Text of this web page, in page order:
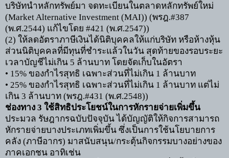
บริษัทนำหลักทรัพย์มา จดทะเบียนในตลาดหลักทรัพย์ใหม่
(Market Alternative Investment (MAI)) (พรฎ.#387
(พ.ศ.2544) แก้ไขโดย #421 (พ.ศ.2547))
(2) ให้ลดอัตราภาษีเงินได้นิติบุคคลให้แก่บริษัท หรือห้างหุ้น
ส่วนนิติบุคคลที่มีทุนที่ชำระแล้วในวัน สุดท้ายของรอบระยะ
เวลาบัญชีไม่เกิน 5 ล้านบาท โดยจัดเก็บในอัตรา
• 15% ของกำไรสุทธิ เฉพาะส่วนที่ไม่เกิน 1 ล้านบาท
• 25% ของกำไรสุทธิ เฉพาะส่วนที่ไม่เกิน 1 ล้านบาท แต่ไม่
เกิน 3 ล้านบาท (พรฎ.#431 (พ.ศ.2548))
ช่องทาง 3 ใช้สิทธิประโยชน์ในการหักรายจ่ายเพิ่มขึ้น
ประมวล รัษฎากรฉบับปัจจุบัน ได้บัญญัติให้กิจการสามารถ
หักรายจ่ายบางประเภทเพิ่มขึ้น ซึ่งเป็นการใช้นโยบายการ
คลัง (ภาษีอากร) มาสนับสนุน/กระตุ้นกิจกรรมบางอย่างของ
ภาคเอกชน อาทิเช่น